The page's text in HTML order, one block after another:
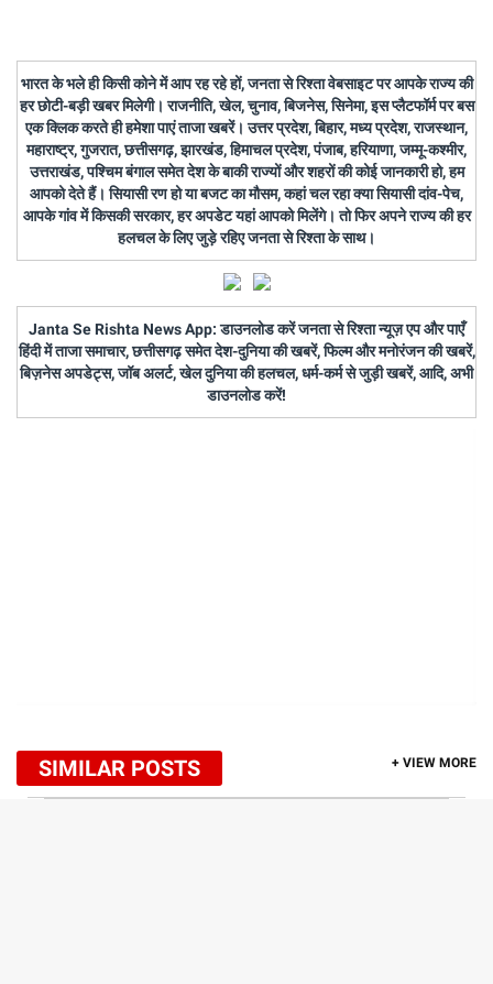
भारत के भले ही किसी कोने में आप रह रहे हों, जनता से रिश्ता वेबसाइट पर आपके राज्य की
हर छोटी-बड़ी खबर मिलेगी। राजनीति, खेल, चुनाव, बिजनेस, सिनेमा, इस प्लैटफॉर्म पर बस
एक क्लिक करते ही हमेशा पाएं ताजा खबरें। उत्तर प्रदेश, बिहार, मध्य प्रदेश, राजस्थान,
महाराष्ट्र, गुजरात, छत्तीसगढ़, झारखंड, हिमाचल प्रदेश, पंजाब, हरियाणा, जम्मू-कश्मीर,
उत्तराखंड, पश्चिम बंगाल समेत देश के बाकी राज्यों और शहरों की कोई जानकारी हो, हम
आपको देते हैं। सियासी रण हो या बजट का मौसम, कहां चल रहा क्या सियासी दांव-पेच,
आपके गांव में किसकी सरकार, हर अपडेट यहां आपको मिलेंगे। तो फिर अपने राज्य की हर
हलचल के लिए जुड़े रहिए जनता से रिश्ता के साथ।
Janta Se Rishta News App: डाउनलोड करें जनता से रिश्ता न्यूज़ एप और पाएँ
हिंदी में ताजा समाचार, छत्तीसगढ़ समेत देश-दुनिया की खबरें, फिल्म और मनोरंजन की खबरें,
बिज़नेस अपडेट्स, जॉब अलर्ट, खेल दुनिया की हलचल, धर्म-कर्म से जुड़ी खबरें, आदि, अभी
डाउनलोड करें!
SIMILAR POSTS + VIEW MORE